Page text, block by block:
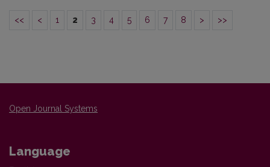
<< < 1 2 3 4 5 6 7 8 > >>
Open Journal Systems
Language